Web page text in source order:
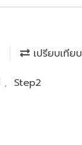
เปรียบเทียบ
, Step2